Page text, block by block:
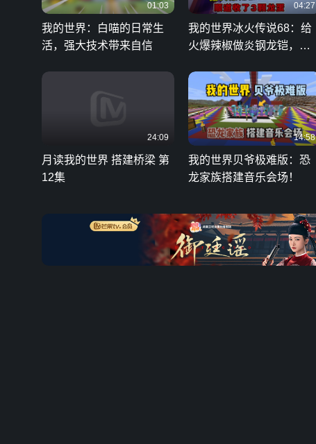
01:03
我的世界：白喵的日常生
活，强大技术带来自信
04:27
我的世界冰火传说68：给
火爆辣椒做炎钢龙铠，顺
24:09
月读我的世界 搭建桥梁 第
12集
14:58
我的世界贝爷极难版：恐
龙家族搭建音乐会场！